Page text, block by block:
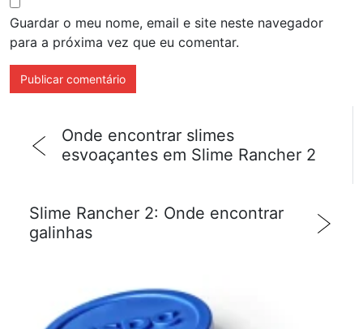
Guardar o meu nome, email e site neste navegador
para a próxima vez que eu comentar.
Onde encontrar slimes
esvoaçantes em Slime Rancher 2
Slime Rancher 2: Onde encontrar
galinhas